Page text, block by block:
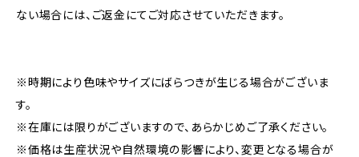
ない場合には、ご返金にてご対応させていただきます。
※時期により色味やサイズにばらつきが生じる場合がございま
す。
※在庫には限りがございますので、あらかじめご了承ください。
※価格は生産状況や自然環境の影響により、変更となる場合が